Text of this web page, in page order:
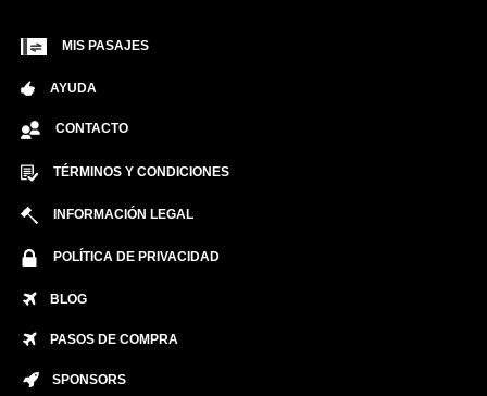
MIS PASAJES
AYUDA
CONTACTO
TÉRMINOS Y CONDICIONES
INFORMACIÓN LEGAL
POLÍTICA DE PRIVACIDAD
BLOG
PASOS DE COMPRA
SPONSORS